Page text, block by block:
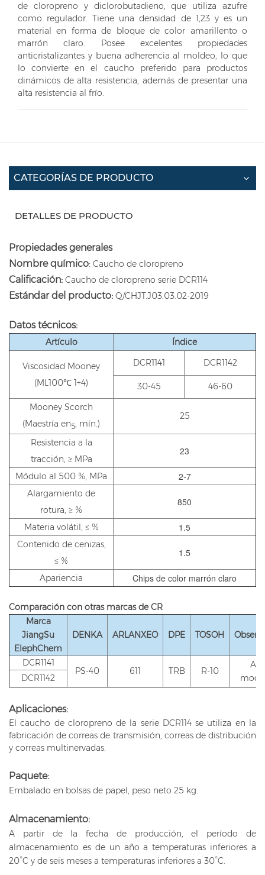
de cloropreno y diclorobutadieno, que utiliza azufre
como regulador. Tiene una densidad de 1,23 y es un
material en forma de bloque de color amarillento o
marrón claro. Posee excelentes propiedades
anticristalizantes y buena adherencia al moldeo, lo que
lo convierte en el caucho preferido para productos
dinámicos de alta resistencia, además de presentar una
alta resistencia al frío.
CATEGORÍAS DE PRODUCTO
DETALLES DE PRODUCTO
Propiedades generales
Nombre químico: Caucho de cloropreno
Calificación: Caucho de cloropreno serie DCR114
Estándar del producto: Q/CHJT.J03.03.02-2019
Datos técnicos:
Artículo Índice
Viscosidad Mooney
(ML100℃ 1+4)
DCR1141 DCR1142
30-45
46-60
Mooney Scorch
(Maestría en5, mín.)
25
Resistencia a la
tracción, ≥ MPa
23
Módulo al 500 %, MPa 2-7
Alargamiento de
rotura, ≥ %
850
Materia volátil, ≤ % 1.5
Contenido de cenizas,
≤ %
1.5
Apariencia Chips de color marrón claro
Comparación con otras marcas de CR
Marca
JiangSu
ElephChem
DENKA ARLANXEO DPE TOSOH
DCR1141
PS-40 611 TRB R-10
DCR1142
Aplicaciones:
El caucho de cloropreno de la serie DCR114 se utiliza en la
fabricación de correas de transmisión, correas de distribución
y correas multinervadas.
Paquete:
Embalado en bolsas de papel, peso neto 25 kg.
Almacenamiento:
A partir de la fecha de producción, el período de
almacenamiento es de un año a temperaturas inferiores a
20°C y de seis meses a temperaturas inferiores a 30°C.